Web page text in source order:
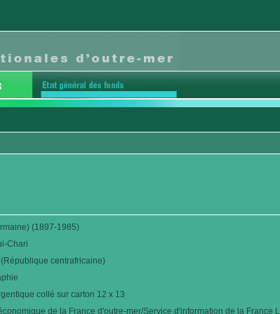
(1897-1985)
Chari
centrafricaine)
collé sur carton 12 x 13
de la France d'outre-mer/Service d'information de la France